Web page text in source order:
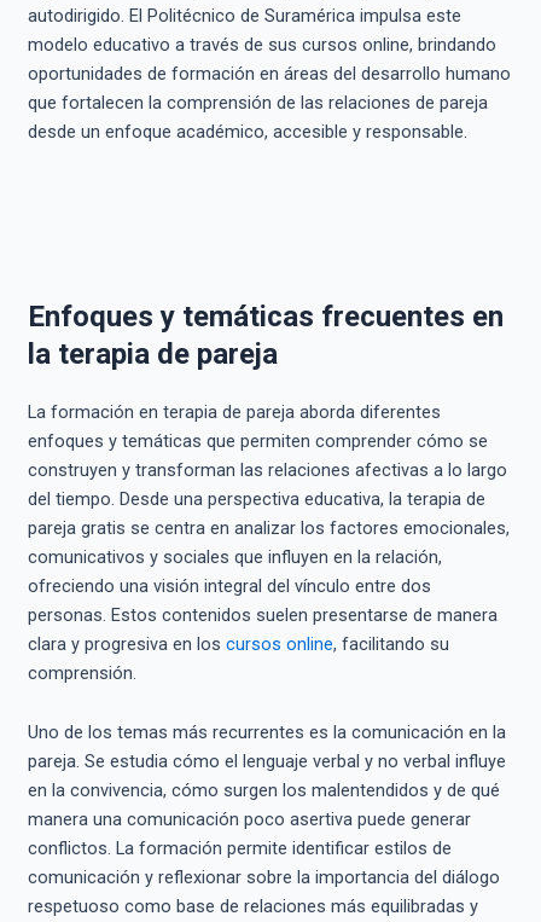
autodirigido. El Politécnico de Suramérica impulsa este
modelo educativo a través de sus cursos online, brindando
oportunidades de formación en áreas del desarrollo humano
que fortalecen la comprensión de las relaciones de pareja
desde un enfoque académico, accesible y responsable.
Enfoques y temáticas frecuentes en
la terapia de pareja
La formación en terapia de pareja aborda diferentes
enfoques y temáticas que permiten comprender cómo se
construyen y transforman las relaciones afectivas a lo largo
del tiempo. Desde una perspectiva educativa, la terapia de
pareja gratis se centra en analizar los factores emocionales,
comunicativos y sociales que influyen en la relación,
ofreciendo una visión integral del vínculo entre dos
personas. Estos contenidos suelen presentarse de manera
clara y progresiva en los cursos online, facilitando su
comprensión.
Uno de los temas más recurrentes es la comunicación en la
pareja. Se estudia cómo el lenguaje verbal y no verbal influye
en la convivencia, cómo surgen los malentendidos y de qué
manera una comunicación poco asertiva puede generar
conflictos. La formación permite identificar estilos de
comunicación y reflexionar sobre la importancia del diálogo
respetuoso como base de relaciones más equilibradas y